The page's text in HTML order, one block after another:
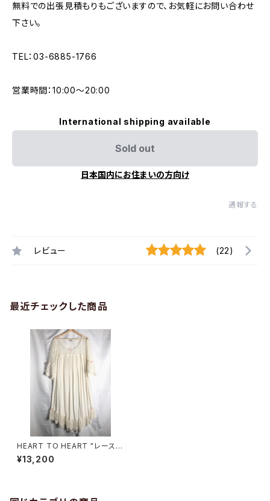
無料での出張見積もりもございますので、お気軽にお問い合わせ
下さい。
TEL：03-6885-1766
営業時間：10:00〜20:00
International shipping available
Sold out
日本国内にお住まいの方向け
通報する
レビュー (22)
最近チェックした商品
HEART TO HEART "レース切
替 ガーゼ ワンピース"
¥13,200